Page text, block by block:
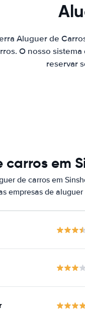
Aluguer de
O nosso
reservar
em
de carros em
empresas de